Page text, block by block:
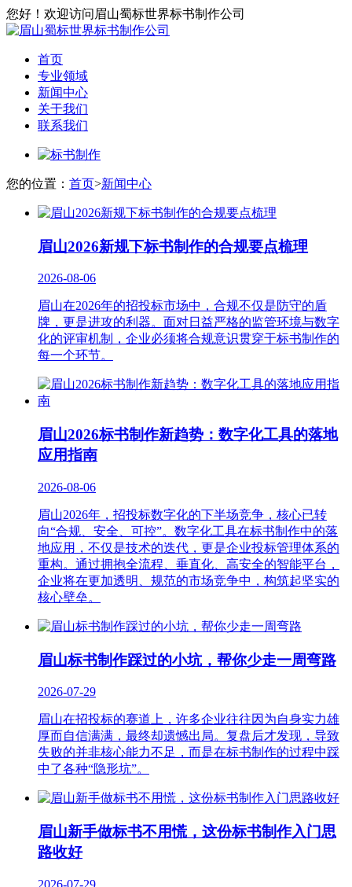
您好！欢迎访问眉山蜀标世界标书制作公司
首页
专业领域
新闻中心
关于我们
联系我们
您的位置： 首页>新闻中心
眉山2026新规下标书制作的合规要点梳理
2026-08-06
眉山在2026年的招投标市场中，合规不仅是防守的盾
牌，更是进攻的利器。面对日益严格的监管环境与数字
化的评审机制，企业必须将合规意识贯穿于标书制作的
每一个环节。
眉山2026标书制作新趋势：数字化工具的落地
应用指南
2026-08-06
眉山2026年，招投标数字化的下半场竞争，核心已转
向“合规、安全、可控”。数字化工具在标书制作中的落
地应用，不仅是技术的迭代，更是企业投标管理体系的
重构。通过拥抱全流程、垂直化、高安全的智能平台，
企业将在更加透明、规范的市场竞争中，构筑起坚实的
核心壁垒。
眉山标书制作踩过的小坑，帮你少走一周弯路
2026-07-29
眉山在招投标的赛道上，许多企业往往因为自身实力雄
厚而自信满满，最终却遗憾出局。复盘后才发现，导致
失败的并非核心能力不足，而是在标书制作的过程中踩
中了各种“隐形坑”。
眉山新手做标书不用慌，这份标书制作入门思
路收好
2026-07-29